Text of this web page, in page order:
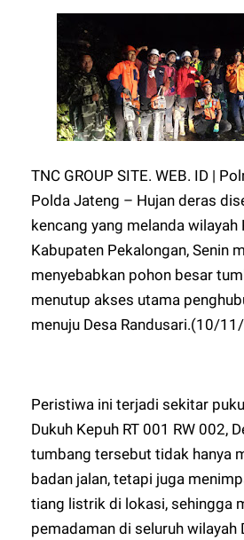
TNC GROUP SITE. WEB. ID |
Polda Jateng – Hujan deras
kencang yang melanda wilayah
Kabupaten Pekalongan, Senin
menyebabkan pohon besar
menutup akses utama
menuju Desa Randusari.(10/
Peristiwa ini terjadi sekitar
Dukuh Kepuh RT 001 RW 002,
tumbang tersebut tidak hanya
badan jalan, tetapi juga
tiang listrik di lokasi, sehingga
pemadaman di seluruh wilayah